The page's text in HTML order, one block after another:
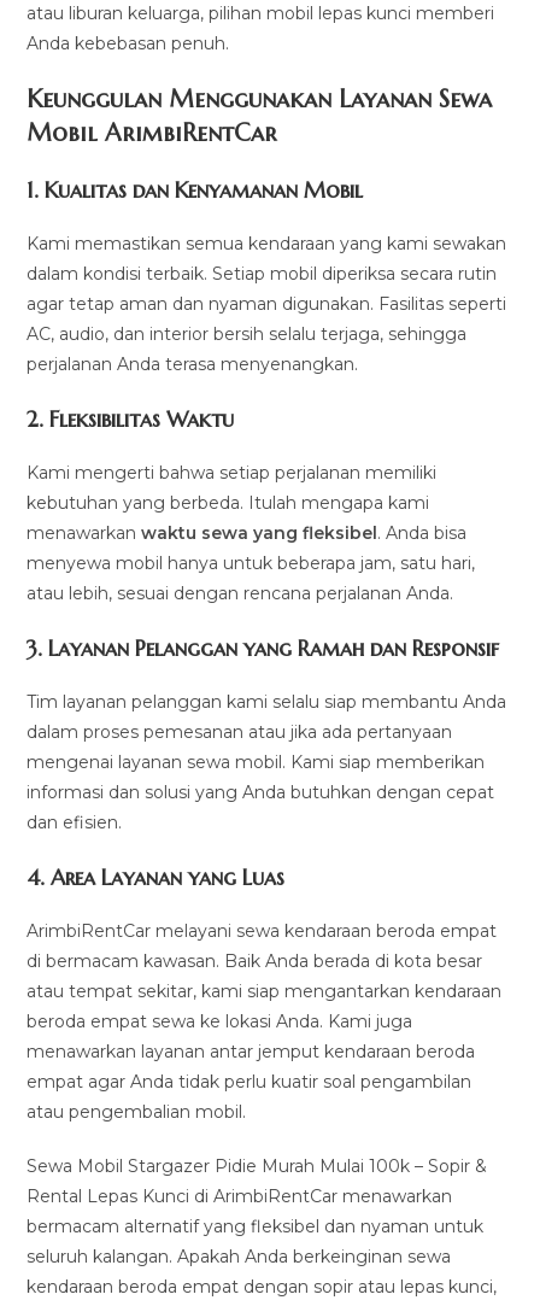
atau liburan keluarga, pilihan mobil lepas kunci memberi
Anda kebebasan penuh.
Keunggulan Menggunakan Layanan Sewa
Mobil ArimbiRentCar
1.Kualitas dan Kenyamanan Mobil
Kami memastikan semua kendaraan yang kami sewakan
dalam kondisi terbaik. Setiap mobil diperiksa secara rutin
agar tetap aman dan nyaman digunakan. Fasilitas seperti
AC, audio, dan interior bersih selalu terjaga, sehingga
perjalanan Anda terasa menyenangkan.
2.Fleksibilitas Waktu
Kami mengerti bahwa setiap perjalanan memiliki
kebutuhan yang berbeda. Itulah mengapa kami
menawarkanwaktu sewa yang fleksibel. Anda bisa
menyewa mobil hanya untuk beberapa jam, satu hari,
atau lebih, sesuai dengan rencana perjalanan Anda.
3.Layanan Pelanggan yang Ramah dan Responsif
Tim layanan pelanggan kami selalu siap membantu Anda
dalam proses pemesanan atau jika ada pertanyaan
mengenai layanan sewa mobil. Kami siap memberikan
informasi dan solusi yang Anda butuhkan dengan cepat
dan efisien.
4.Area Layanan yang Luas
ArimbiRentCar melayani sewa kendaraan beroda empat
di bermacam kawasan. Baik Anda berada di kota besar
atau tempat sekitar, kami siap mengantarkan kendaraan
beroda empat sewa ke lokasi Anda. Kami juga
menawarkan layanan antar jemput kendaraan beroda
empat agar Anda tidak perlu kuatir soal pengambilan
atau pengembalian mobil.
Sewa Mobil Stargazer Pidie Murah Mulai 100k – Sopir &
Rental Lepas Kunci di ArimbiRentCar menawarkan
bermacam alternatif yang fleksibel dan nyaman untuk
seluruh kalangan. Apakah Anda berkeinginan sewa
kendaraan beroda empat dengan sopir atau lepas kunci,